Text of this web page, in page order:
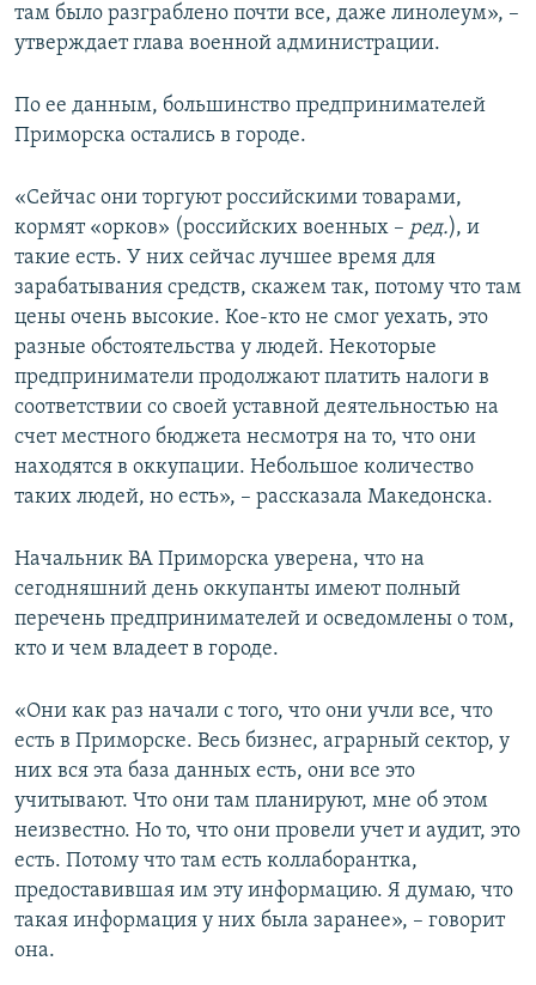
там было разграблено почти все, даже линолеум», –
утверждает глава военной администрации.
По ее данным, большинство предпринимателей
Приморска остались в городе.
«Сейчас они торгуют российскими товарами,
кормят «орков» (российских военных – ред.), и
такие есть. У них сейчас лучшее время для
зарабатывания средств, скажем так, потому что там
цены очень высокие. Кое-кто не смог уехать, это
разные обстоятельства у людей. Некоторые
предприниматели продолжают платить налоги в
соответствии со своей уставной деятельностью на
счет местного бюджета несмотря на то, что они
находятся в оккупации. Небольшое количество
таких людей, но есть», – рассказала Македонска.
Начальник ВА Приморска уверена, что на
сегодняшний день оккупанты имеют полный
перечень предпринимателей и осведомлены о том,
кто и чем владеет в городе.
«Они как раз начали с того, что они учли все, что
есть в Приморске. Весь бизнес, аграрный сектор, у
них вся эта база данных есть, они все это
учитывают. Что они там планируют, мне об этом
неизвестно. Но то, что они провели учет и аудит, это
есть. Потому что там есть коллаборантка,
предоставившая им эту информацию. Я думаю, что
такая информация у них была заранее», – говорит
она.